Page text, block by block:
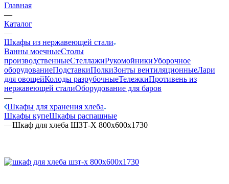
Главная
—
Каталог
—
Шкафы из нержавеющей стали
Ванны моечныеСтолы
производственныеСтеллажиРукомойникиУборочное
оборудованиеПодставкиПолкиЗонты вентиляционныеЛари
для овощейКолоды разрубочныеТележкиПротивень из
нержавеющей сталиОборудование для баров
—
Шкафы для хранения хлеба
Шкафы купеШкафы распашные
—Шкаф для хлеба ШЗТ-Х 800х600х1730